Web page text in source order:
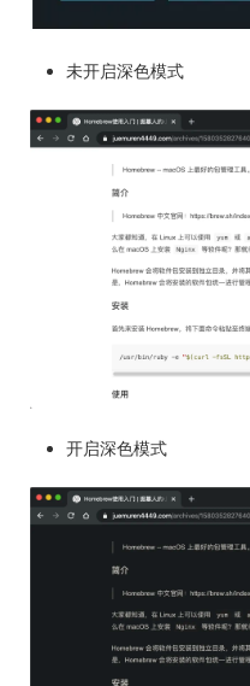
未开启深色模式
开启深色模式